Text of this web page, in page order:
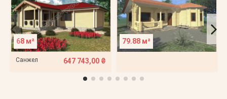
68 м²
Санжел 647 743,00 ₴
79.88 м²